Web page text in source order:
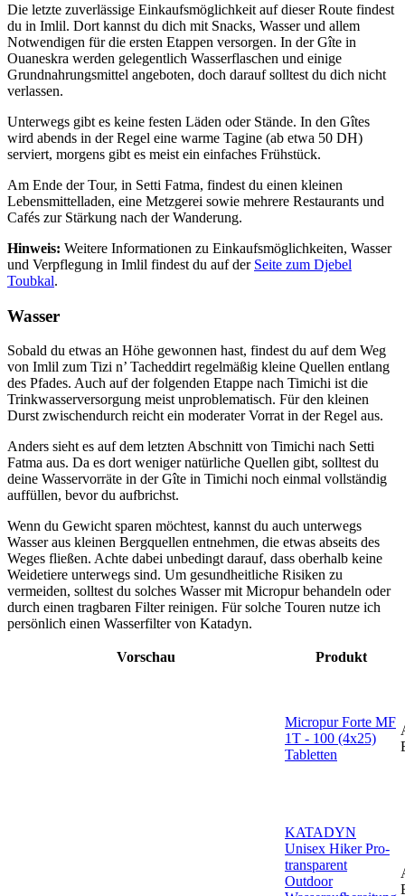
Die letzte zuverlässige Einkaufsmöglichkeit auf dieser Route findest
du in Imlil. Dort kannst du dich mit Snacks, Wasser und allem
Notwendigen für die ersten Etappen versorgen. In der Gîte in
Ouaneskra werden gelegentlich Wasserflaschen und einige
Grundnahrungsmittel angeboten, doch darauf solltest du dich nicht
verlassen.
Unterwegs gibt es keine festen Läden oder Stände. In den Gîtes
wird abends in der Regel eine warme Tagine (ab etwa 50 DH)
serviert, morgens gibt es meist ein einfaches Frühstück.
Am Ende der Tour, in Setti Fatma, findest du einen kleinen
Lebensmittelladen, eine Metzgerei sowie mehrere Restaurants und
Cafés zur Stärkung nach der Wanderung.
Hinweis: Weitere Informationen zu Einkaufsmöglichkeiten, Wasser
und Verpflegung in Imlil findest du auf der Seite zum Djebel
Toubkal.
Wasser
Sobald du etwas an Höhe gewonnen hast, findest du auf dem Weg
von Imlil zum Tizi n’ Tacheddirt regelmäßig kleine Quellen entlang
des Pfades. Auch auf der folgenden Etappe nach Timichi ist die
Trinkwasserversorgung meist unproblematisch. Für den kleinen
Durst zwischendurch reicht ein moderater Vorrat in der Regel aus.
Anders sieht es auf dem letzten Abschnitt von Timichi nach Setti
Fatma aus. Da es dort weniger natürliche Quellen gibt, solltest du
deine Wasservorräte in der Gîte in Timichi noch einmal vollständig
auffüllen, bevor du aufbrichst.
Wenn du Gewicht sparen möchtest, kannst du auch unterwegs
Wasser aus kleinen Bergquellen entnehmen, die etwas abseits des
Weges fließen. Achte dabei unbedingt darauf, dass oberhalb keine
Weidetiere unterwegs sind. Um gesundheitliche Risiken zu
vermeiden, solltest du solches Wasser mit Micropur behandeln oder
durch einen tragbaren Filter reinigen. Für solche Touren nutze ich
persönlich einen Wasserfilter von Katadyn.
Vorschau Produkt
Micropur Forte MF
1T - 100 (4x25)
Tabletten
KATADYN
Unisex Hiker Pro-
transparent
Outdoor